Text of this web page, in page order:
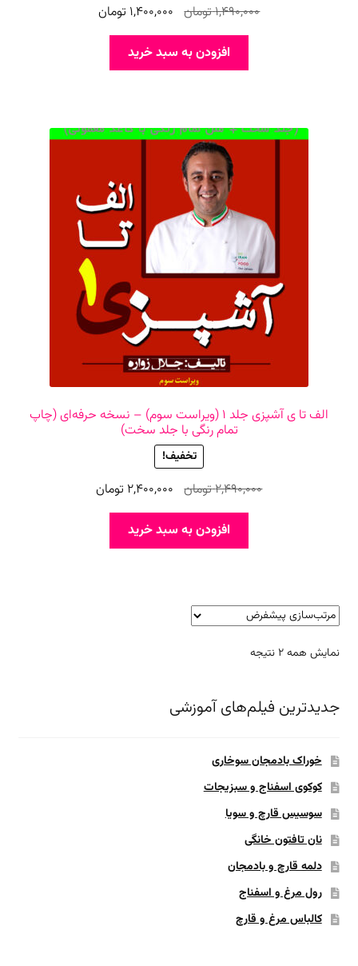
1,490,000تومان قیمت
اصلی
1,490,000 تومان
بود.
1,400,000 تومانقیمت
افزودن به سبد خرید
الف تا ی آشپزی جلد ۱ (ویراست سوم) – نسخه حرفه‌ای (چاپ
تمام رنگی با جلد سخت)
تخفیف!
2,490,000تومان قیمت
اصلی
2,490,000 تومان
بود.
2,400,000 تومانقیمت
افزودن به سبد خرید
نمایش همه 2 نتیجه
جدیدترین فیلم‌های آموزشی
خوراک بادمجان سوخاری
کوکوی اسفناج و سبزیجات
سوسیس قارچ و سویا
نان تافتون خانگی
دلمه قارچ و بادمجان
رول مرغ و اسفناج
کالباس مرغ و قارچ